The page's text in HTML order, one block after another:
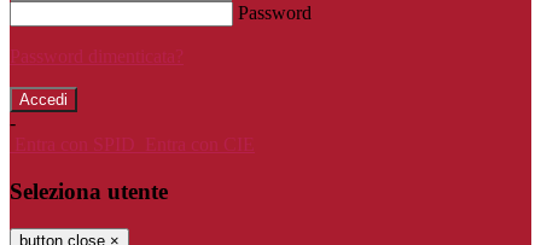
Password
Password dimenticata?
-
Entra con SPID
Entra con CIE
Seleziona utente
button close ×